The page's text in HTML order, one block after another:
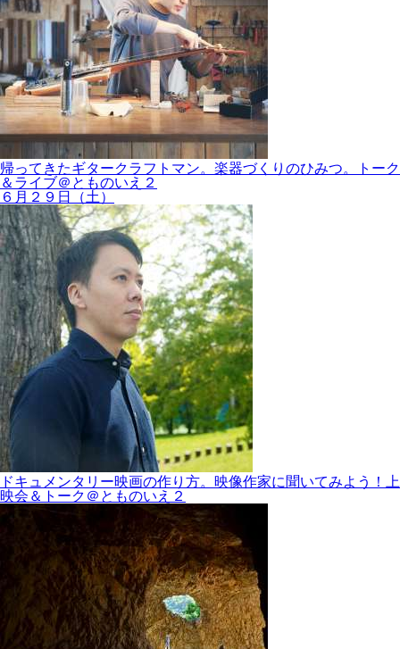
帰ってきたギタークラフトマン。楽器づくりのひみつ。トーク
＆ライブ＠とものいえ２
６月２９日（土）
ドキュメンタリー映画の作り方。映像作家に聞いてみよう！上
映会＆トーク＠とものいえ２